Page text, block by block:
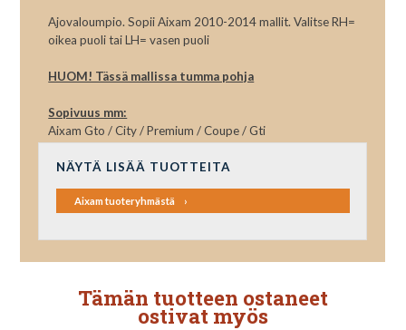
Ajovaloumpio. Sopii Aixam 2010-2014 mallit. Valitse RH=
oikea puoli tai LH= vasen puoli
HUOM! Tässä mallissa tumma pohja
Sopivuus mm:
Aixam Gto / City / Premium / Coupe / Gti
NÄYTÄ LISÄÄ TUOTTEITA
Aixam tuoteryhmästä
Tämän tuotteen ostaneet
ostivat myös